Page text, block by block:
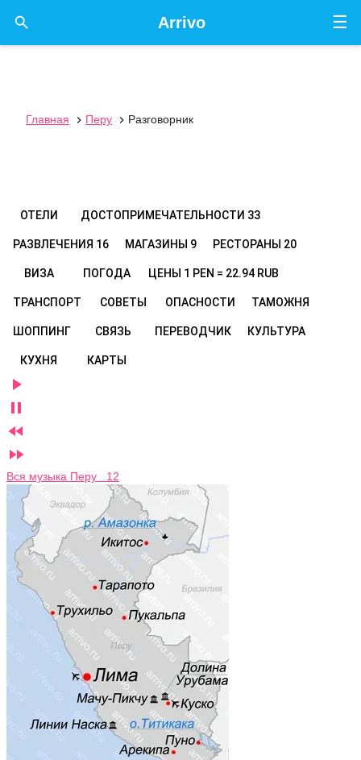
☰
Arrivo

Главная  Перу  Разговорник
ОТЕЛИ ДОСТОПРИМЕЧАТЕЛЬНОСТИ 33
РАЗВЛЕЧЕНИЯ 16 МАГАЗИНЫ 9 РЕСТОРАНЫ 20
ВИЗА ПОГОДА ЦЕНЫ 1 PEN = 22.94 RUB
ТРАНСПОРТ СОВЕТЫ ОПАСНОСТИ ТАМОЖНЯ
ШОППИНГ СВЯЗЬ ПЕРЕВОДЧИК КУЛЬТУРА
КУХНЯ КАРТЫ




Вся музыка Перу 12